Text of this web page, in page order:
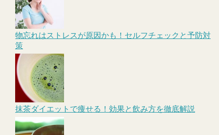
物忘れはストレスが原因かも！セルフチェックと予防対
策
抹茶ダイエットで痩せる！効果と飲み方を徹底解説